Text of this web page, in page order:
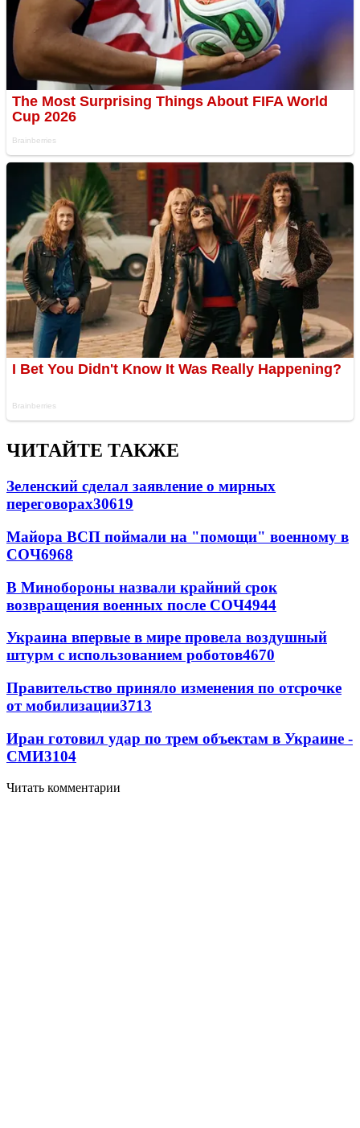
ЧИТАЙТЕ ТАКЖЕ
Зеленский сделал заявление о мирных
переговорах30619
Майора ВСП поймали на "помощи" военному в
СОЧ6968
В Минобороны назвали крайний срок
возвращения военных после СОЧ4944
Украина впервые в мире провела воздушный
штурм с использованием роботов4670
Правительство приняло изменения по отсрочке
от мобилизации3713
Иран готовил удар по трем объектам в Украине -
СМИ3104
Читать комментарии